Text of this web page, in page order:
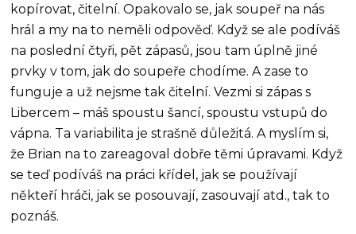
kopírovat, čitelní. Opakovalo se, jak soupeř na nás
hrál a my na to neměli odpověď. Když se ale podíváš
na poslední čtyři, pět zápasů, jsou tam úplně jiné
prvky v tom, jak do soupeře chodíme. A zase to
funguje a už nejsme tak čitelní. Vezmi si zápas s
Libercem – máš spoustu šancí, spoustu vstupů do
vápna. Ta variabilita je strašně důležitá. A myslím si,
že Brian na to zareagoval dobře těmi úpravami. Když
se teď podíváš na práci křídel, jak se používají
někteří hráči, jak se posouvají, zasouvají atd., tak to
poznáš.